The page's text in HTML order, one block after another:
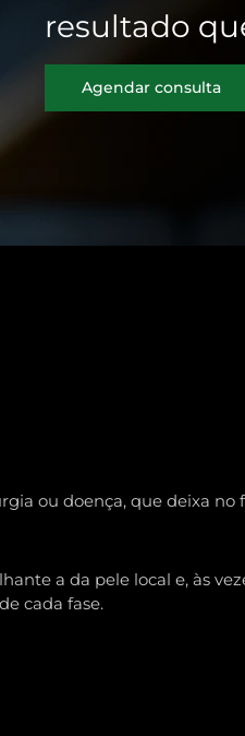
resultado
Agendar consulta
ou doença, que deixa no
a da pele local e, às
cada fase.